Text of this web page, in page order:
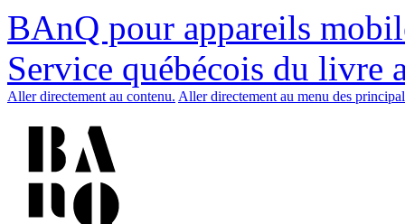
BAnQ pour appareils
Service québécois du livre
Aller directement au contenu. Aller directement au menu des